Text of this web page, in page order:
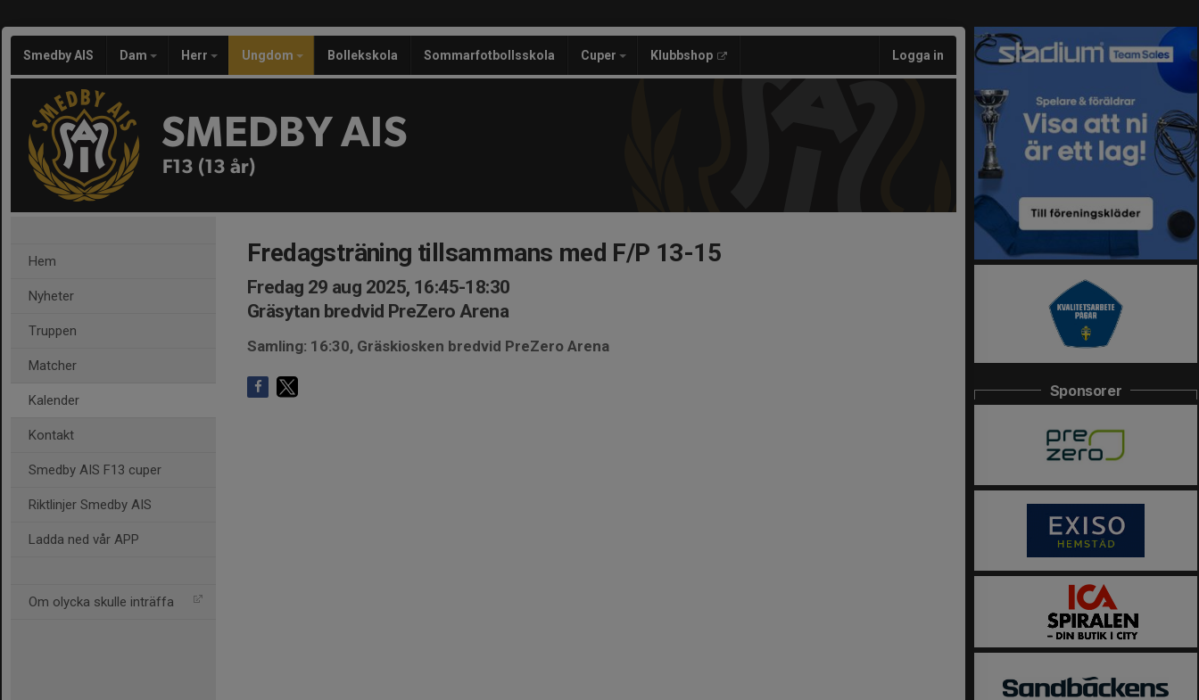
Smedby AIS Dam Herr Ungdom Bollekskola Sommarfotbollsskola Cuper Klubbshop Logga in
SMEDBY AIS
F13 (13 år)
Hem
Nyheter
Truppen
Matcher
Kalender
Kontakt
Smedby AIS F13 cuper
Riktlinjer Smedby AIS
Ladda ned vår APP
Om olycka skulle inträffa
Fredagsträning tillsammans med F/P 13-15
Fredag 29 aug 2025, 16:45-18:30
Gräsytan bredvid PreZero Arena
Samling: 16:30, Gräskiosken bredvid PreZero Arena
Sponsorer